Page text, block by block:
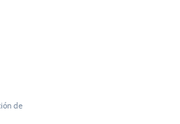
de